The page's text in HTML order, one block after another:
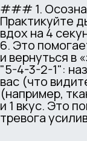
### 1.
Практикуйте
вдох на 4
6. Это
и вернуться в
"5-4-3-2-1":
вас (что
(например,
и 1 вкус. Это
тревога